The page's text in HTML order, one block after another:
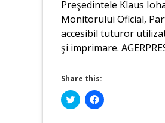
Preşedintele Klaus
Monitorului Oficial,
accesibil tuturor
şi imprimare.
Share this:
Click
to
Click
to